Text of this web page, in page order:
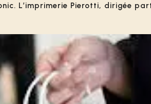
L’imprimerie Pierotti, dirigée